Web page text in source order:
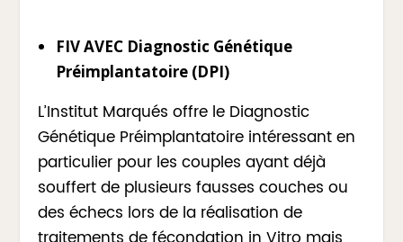
FIV AVEC Diagnostic Génétique
Préimplantatoire (DPI)
L’Institut Marqués offre le Diagnostic
Génétique Préimplantatoire intéressant en
particulier pour les couples ayant déjà
souffert de plusieurs fausses couches ou
des échecs lors de la réalisation de